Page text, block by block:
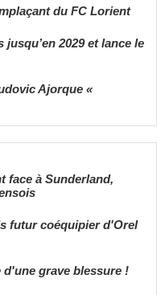
du FC Lorient
2029 et lance le
Ajorque «
face à Sunderland,
futur coéquipier d'Orel
grave blessure !